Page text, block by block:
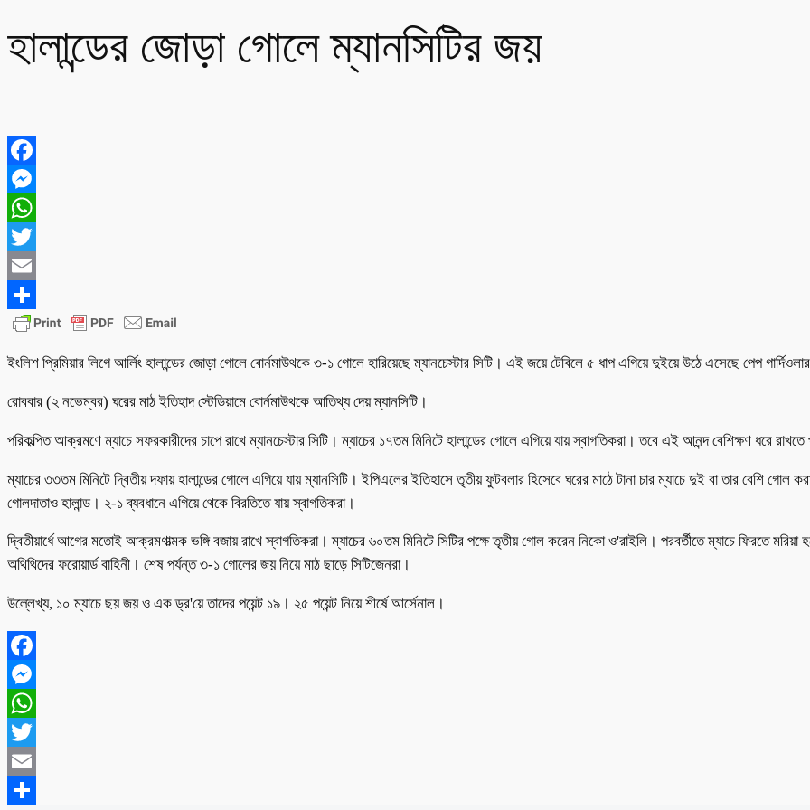
হালান্ডের জোড়া গোলে ম্যানসিটির জয়
Facebook
Messenger
WhatsApp
Twitter
Email
Share
ইংলিশ প্রিমিয়ার লিগে আর্লিং হালান্ডের জোড়া গোলে বোর্নমাউথকে ৩-১ গোলে হারিয়েছে ম্যানচেস্টার সিটি। এই জয়ে টেবিলে ৫ ধাপ এগিয়ে দুইয়ে উঠে এসেছে পেপ
রোববার (২ নভেম্বর) ঘরের মাঠ ইতিহাদ স্টেডিয়ামে বোর্নমাউথকে আতিথ্য দেয় ম্যানসিটি।
পরিকল্পিত আক্রমণে ম্যাচে সফরকারীদের চাপে রাখে ম্যানচেস্টার সিটি। ম্যাচের ১৭তম মিনিটে হালান্ডের গোলে এগিয়ে যায় স্বাগতিকরা। তবে এই আনন্দ বেশিক্ষণ ধরে
ম্যাচের ৩৩তম মিনিটে দ্বিতীয় দফায় হালান্ডের গোলে এগিয়ে যায় ম্যানসিটি। ইপিএলের ইতিহাসে তৃতীয় ফুটবলার হিসেবে ঘরের মাঠে টানা চার ম্যাচে দুই বা তার বেশি
গোলদাতাও হালান্ড। ২-১ ব্যবধানে এগিয়ে থেকে বিরতিতে যায় স্বাগতিকরা।
দ্বিতীয়ার্ধে আগের মতোই আক্রমণাত্মক ভঙ্গি বজায় রাখে স্বাগতিকরা। ম্যাচের ৬০তম মিনিটে সিটির পক্ষে তৃতীয় গোল করেন নিকো ও'রাইলি। পরবর্তীতে ম্যাচে ফিরতে
অথিথিদের ফরোয়ার্ড বাহিনী। শেষ পর্যন্ত ৩-১ গোলের জয় নিয়ে মাঠ ছাড়ে সিটিজেনরা।
উল্লেখ্য, ১০ ম্যাচে ছয় জয় ও এক ড্র'য়ে তাদের পয়েন্ট ১৯। ২৫ পয়েন্ট নিয়ে শীর্ষে আর্সেনাল।
Facebook
Messenger
WhatsApp
Twitter
Email